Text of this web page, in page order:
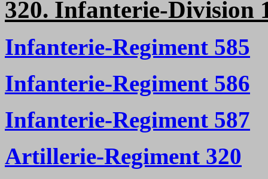
320. Infanterie-Division
Infanterie-Regiment 585
Infanterie-Regiment 586
Infanterie-Regiment 587
Artillerie-Regiment 320